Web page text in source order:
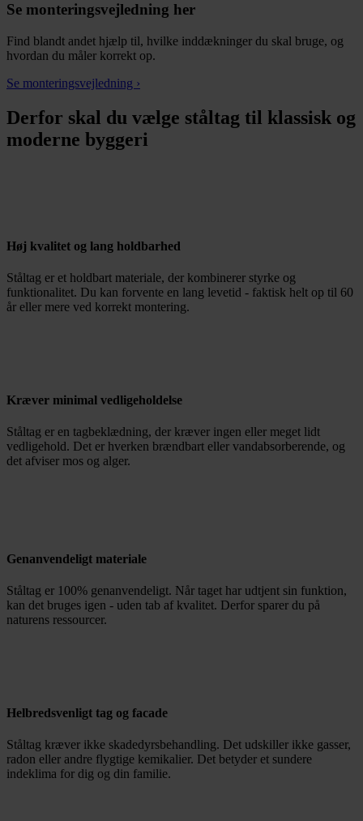
Se monteringsvejledning her
Find blandt andet hjælp til, hvilke inddækninger du skal bruge, og
hvordan du måler korrekt op.
Se monteringsvejledning ›
Derfor skal du vælge ståltag til klassisk og
moderne byggeri
Høj kvalitet og lang holdbarhed
Ståltag er et holdbart materiale, der kombinerer styrke og
funktionalitet. Du kan forvente en lang levetid - faktisk helt op til 60
år eller mere ved korrekt montering.
Kræver minimal vedligeholdelse
Ståltag er en tagbeklædning, der kræver ingen eller meget lidt
vedligehold. Det er hverken brændbart eller vandabsorberende, og
det afviser mos og alger.
Genanvendeligt materiale
Ståltag er 100% genanvendeligt. Når taget har udtjent sin funktion,
kan det bruges igen - uden tab af kvalitet. Derfor sparer du på
naturens ressourcer.
Helbredsvenligt tag og facade
Ståltag kræver ikke skadedyrsbehandling. Det udskiller ikke gasser,
radon eller andre flygtige kemikalier. Det betyder et sundere
indeklima for dig og din familie.